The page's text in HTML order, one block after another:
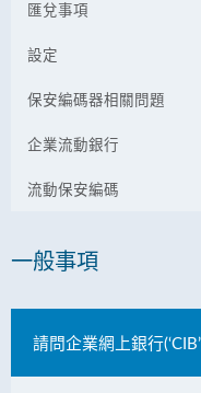
匯兌事項
設定
保安編碼器相關問題
企業流動銀行
流動保安編碼
一般事項
請問企業網上銀行